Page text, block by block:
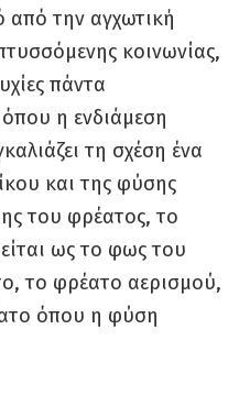
την αγχωτική
κοινωνίας,
πάντα
η ενδιάμεση
τη σχέση ένα
και της φύσης
του φρέατος, το
ως το φως του
το φρέατο αερισμού,
όπου η φύση